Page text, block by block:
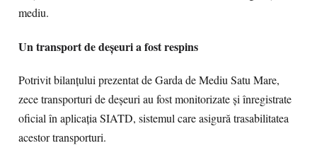
mediu.
Un transport de deșeuri a fost respins
Potrivit bilanțului prezentat de Garda de Mediu Satu Mare,
zece transporturi de deșeuri au fost monitorizate și înregistrate
oficial în aplicația SIATD, sistemul care asigură trasabilitatea
acestor transporturi.